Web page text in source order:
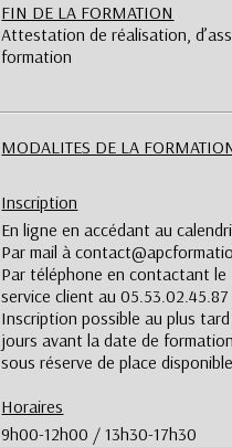
FIN DE LA FORMATION
Attestation de réalisation,
formation
MODALITES DE LA
Inscription
En ligne en accédant au
Par mail à
Par téléphone en contactant le
service client au 05.53.02.45.87
Inscription possible au plus
jours avant la date de formation
sous réserve de place disponible
Horaires
9h00-12h00 / 13h30-17h30